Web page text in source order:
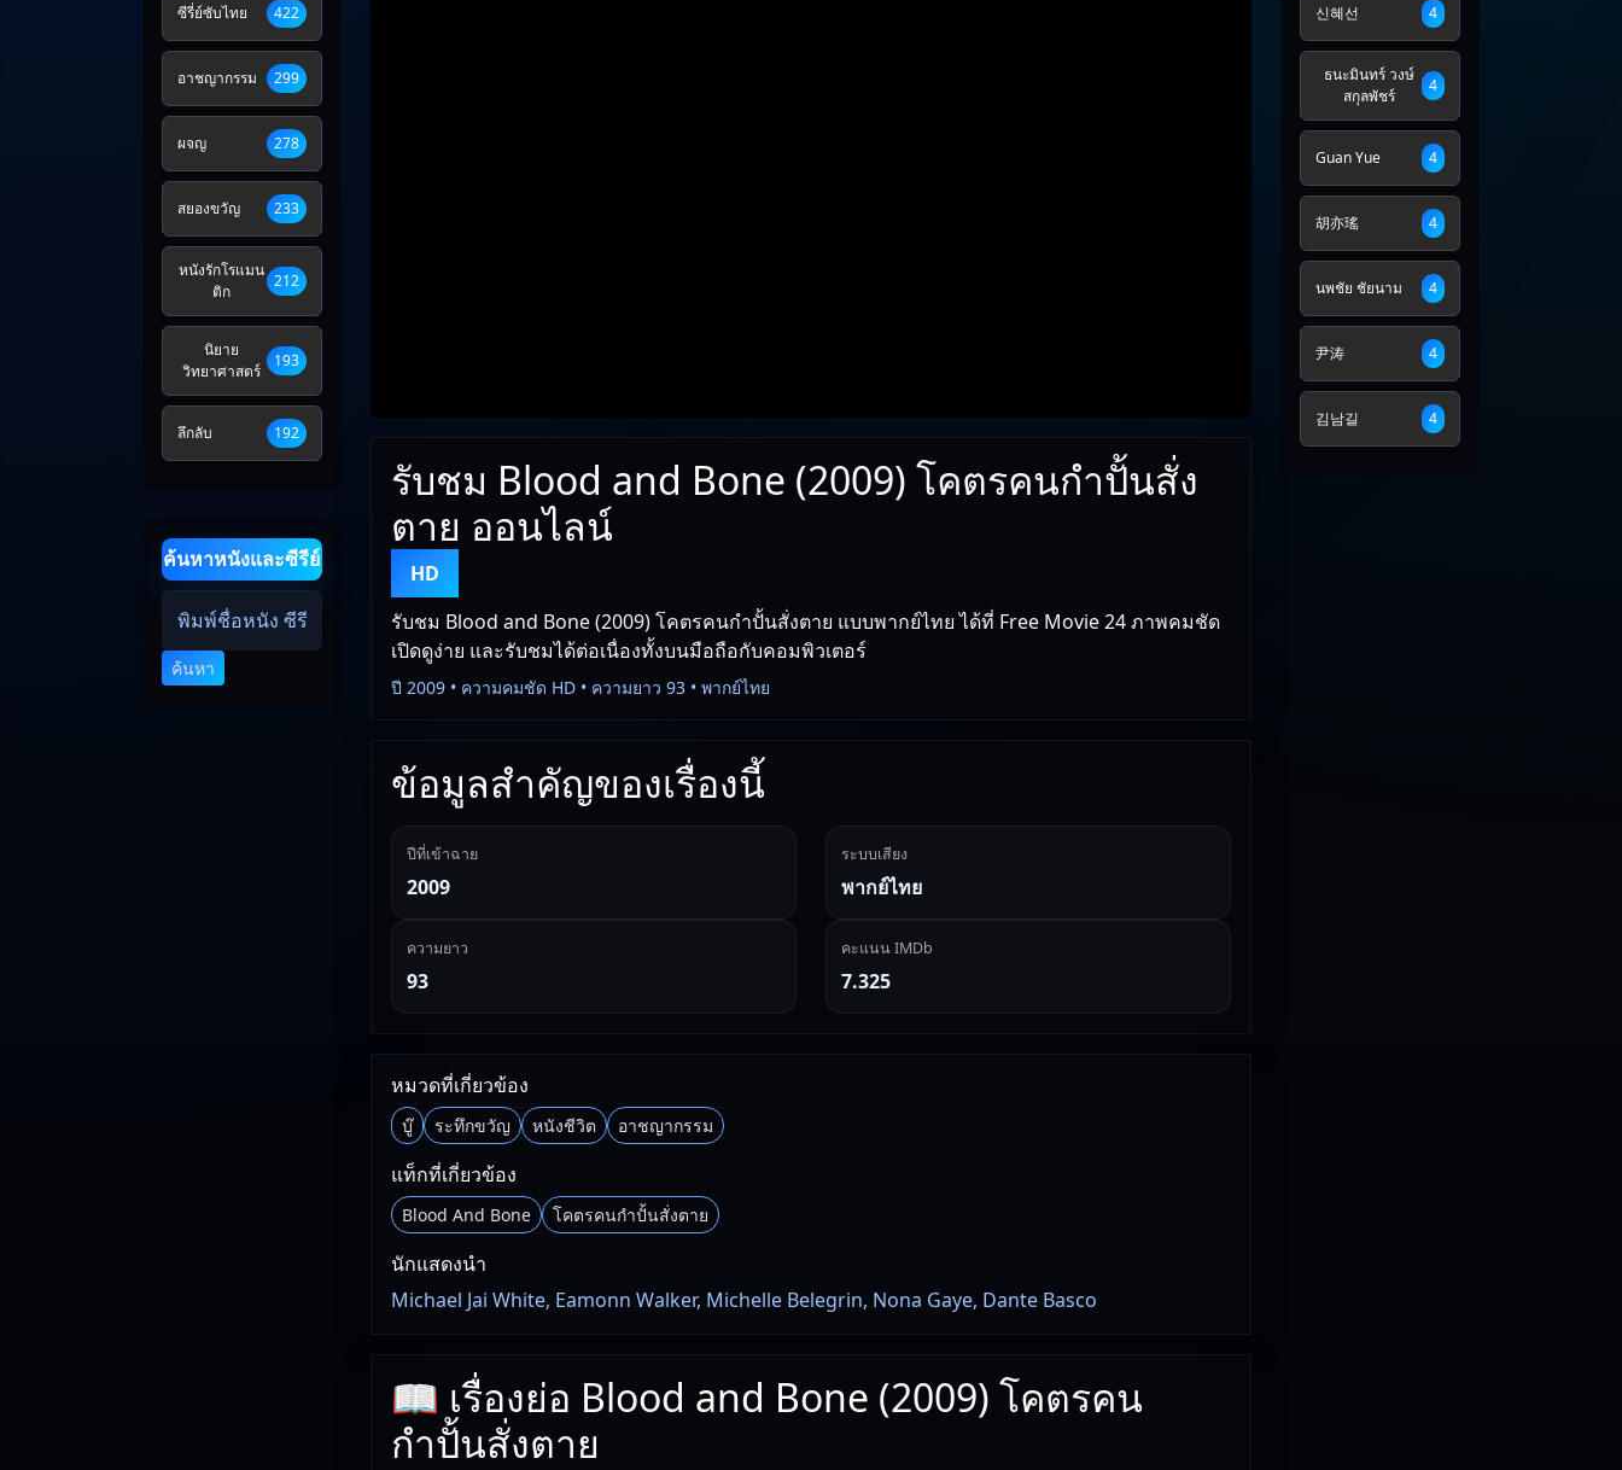
ซีรี่ย์ซับไทย 422
อาชญากรรม 299
ผจญ 278
สยองขวัญ 233
หนังรักโรแมน
ติก
212
นิยาย
วิทยาศาสตร์
193
ลึกลับ 192
ค้นหาหนังและซีรีย์
ค้นหา
รับชม Blood and Bone (2009) โคตรคนกำปั้นสั่ง
ตาย ออนไลน์
HD
รับชม Blood and Bone (2009) โคตรคนกำปั้นสั่งตาย แบบพากย์ไทย ได้ที่ Free Movie 24 ภาพคมชัด
เปิดดูง่าย และรับชมได้ต่อเนื่องทั้งบนมือถือกับคอมพิวเตอร์
ปี 2009 • ความคมชัด HD • ความยาว 93 • พากย์ไทย
ข้อมูลสำคัญของเรื่องนี้
ปีที่เข้าฉาย
2009
ระบบเสียง
พากย์ไทย
ความยาว
93
คะแนน IMDb
7.325
หมวดที่เกี่ยวข้อง
บู๊ ระทึกขวัญ หนังชีวิต อาชญากรรม
แท็กที่เกี่ยวข้อง
Blood And Bone โคตรคนกำปั้นสั่งตาย
นักแสดงนำ
Michael Jai White, Eamonn Walker, Michelle Belegrin, Nona Gaye, Dante Basco
📖 เรื่องย่อ Blood and Bone (2009) โคตรคน
กำปั้นสั่งตาย
신혜선 4
ธนะมินทร์ วงษ์
สกุลพัชร์
4
Guan Yue 4
胡亦瑤 4
นพชัย ชัยนาม 4
尹涛 4
김남길 4